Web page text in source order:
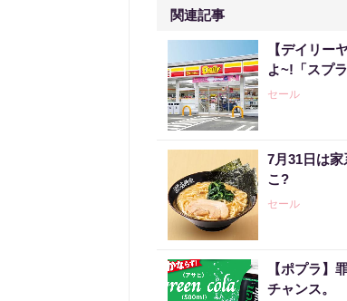
関連記事
【デイリー
よ~!「スプ
セール
7月31日は
こ?
セール
【ポプラ】
チャンス。